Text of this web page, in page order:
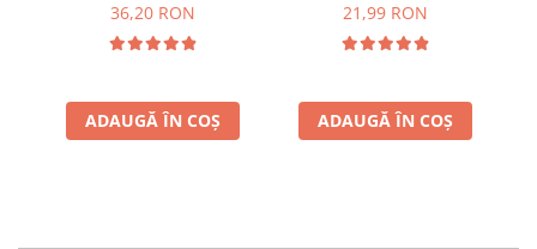
36,20 RON
ADAUGĂ ÎN COȘ
21,99 RON
ADAUGĂ ÎN COȘ